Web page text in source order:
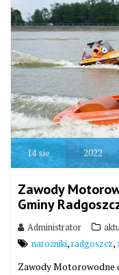
14sie 2022
Zawody
Gminy
Administrator
narożniki,radgoszcz,
Zawody Motorowodne